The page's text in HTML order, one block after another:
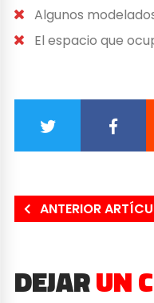
Algunos
El espacio que
ANTERIOR
DEJARUN